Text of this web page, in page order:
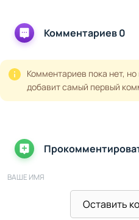
Комментариев 0
Комментариев пока нет,
добавит самый первый
ВАШЕ ИМЯ
Оставить